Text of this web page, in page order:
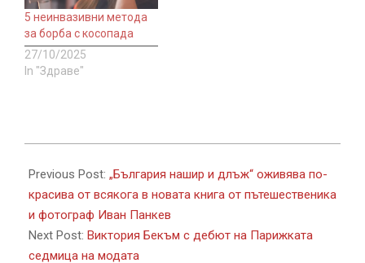
5 неинвазивни метода
за борба с косопада
27/10/2025
In "Здраве"
09-
29
Previous Post: „България нашир и длъж“ оживява по-
красива от всякога в новата книга от пътешественика
и фотограф Иван Панкев
Next Post: Виктория Бекъм с дебют на Парижката
седмица на модата